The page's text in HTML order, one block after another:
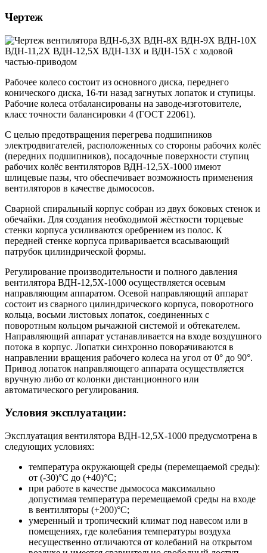
Чертеж
Рабочее колесо состоит из основного диска, переднего
конического диска, 16-ти назад загнутых лопаток и ступицы.
Рабочие колеса отбалансированы на заводе-изготовителе,
класс точности балансировки 4 (ГОСТ 22061).
С целью предотвращения перегрева подшипников
электродвигателей, расположенных со стороны рабочих колёс
(передних подшипников), посадочные поверхности ступиц
рабочих колёс вентиляторов ВДН-12,5Х-1000 имеют
шлицевые пазы, что обеспечивает возможность применения
вентиляторов в качестве дымососов.
Сварной спиральный корпус собран из двух боковых стенок и
обечайки. Для создания необходимой жёсткости торцевые
стенки корпуса усиливаются оребрением из полос. К
передней стенке корпуса приваривается всасывающий
патрубок цилиндрической формы.
Регулирование производительности и полного давления
вентилятора ВДН-12,5Х-1000 осуществляется осевым
направляющим аппаратом. Осевой направляющий аппарат
состоит из сварного цилиндрического корпуса, поворотного
кольца, восьми листовых лопаток, соединенных с
поворотным кольцом рычажной системой и обтекателем.
Направляющий аппарат устанавливается на входе воздушного
потока в корпус. Лопатки синхронно поворачиваются в
направлении вращения рабочего колеса на угол от 0° до 90°.
Привод лопаток направляющего аппарата осуществляется
вручную либо от колонки дистанционного или
автоматического регулирования.
Условия эксплуатации:
Эксплуатация вентилятора ВДН-12,5Х-1000 предусмотрена в
следующих условиях:
температура окружающей среды (перемещаемой среды):
от (-30)°С до (+40)°С;
при работе в качестве дымососа максимально
допустимая температура перемещаемой среды на входе
в вентиляторы (+200)°С;
умеренный и тропический климат под навесом или в
помещениях, где колебания температуры воздуха
несущественно отличаются от колебаний на открытом